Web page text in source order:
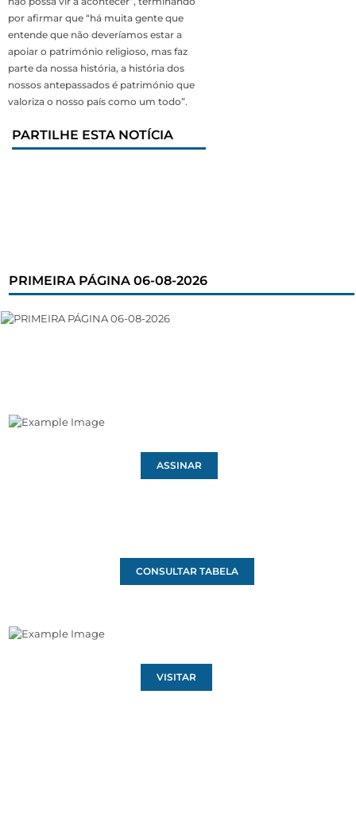
por afirmar que “há muita gente que
entende que não deveríamos estar a
apoiar o património religioso, mas faz
parte da nossa história, a história dos
nossos antepassados é património que
valoriza o nosso país como um todo”.
PARTILHE ESTA NOTÍCIA
PRIMEIRA PÁGINA 06-08-2026
ASSINAR
CONSULTAR TABELA
VISITAR